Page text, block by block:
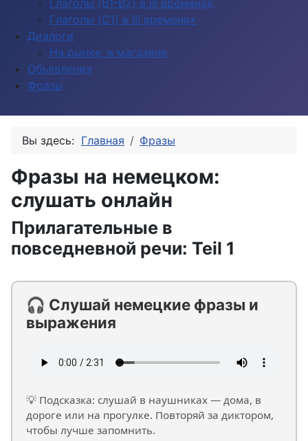
Глаголы (B1-B2) в III временах
Глаголы (C1) в III временах
Диалоги
На рынке, в магазине
Объявления
Фразы
Вы здесь: Главная Фразы
Фразы на немецком:
слушать онлайн
Прилагательные в
повседневной речи: Teil 1
🎧 Слушай немецкие фразы и
выражения
💡 Подсказка: слушай в наушниках — дома, в
дороге или на прогулке. Повторяй за диктором,
чтобы лучше запомнить.